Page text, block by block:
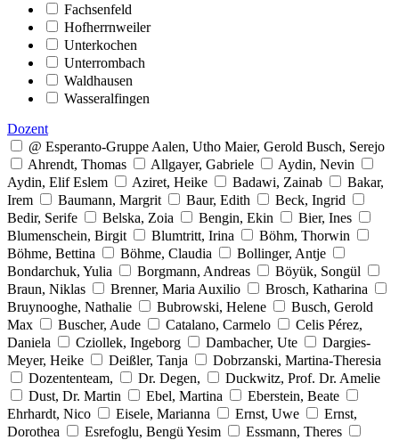
Fachsenfeld
Hofherrnweiler
Unterkochen
Unterrombach
Waldhausen
Wasseralfingen
Dozent
@ Esperanto-Gruppe Aalen, Utho Maier, Gerold Busch, Serejo
Ahrendt, Thomas
Allgayer, Gabriele
Aydin, Nevin
Aydin, Elif Eslem
Aziret, Heike Badawi, Zainab
Bakar,
Irem
Baumann, Margrit Baur, Edith
Beck, Ingrid
Bedir, Serife
Belska, Zoia Bengin, Ekin
Bier, Ines
Blumenschein, Birgit
Blumtritt, Irina
Böhm, Thorwin
Böhme, Bettina
Böhme, Claudia
Bollinger, Antje
Bondarchuk, Yulia
Borgmann, Andreas
Böyük, Songül
Braun, Niklas
Brenner, Maria Auxilio
Brosch, Katharina
Bruynooghe, Nathalie
Bubrowski, Helene
Busch, Gerold
Max
Buscher, Aude Catalano, Carmelo
Celis Pérez,
Daniela
Cziollek, Ingeborg Dambacher, Ute
Dargies-
Meyer, Heike
Deißler, Tanja
Dobrzanski, Martina-Theresia
Dozententeam,
Dr. Degen,
Duckwitz, Prof. Dr. Amelie
Dust, Dr. Martin
Ebel, Martina
Eberstein, Beate
Ehrhardt, Nico
Eisele, Marianna Ernst, Uwe
Ernst,
Dorothea
Esrefoglu, Bengü Yesim
Essmann, Theres